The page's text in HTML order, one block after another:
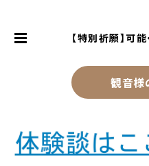
【特別祈願】可
観音様乃御守
観音様